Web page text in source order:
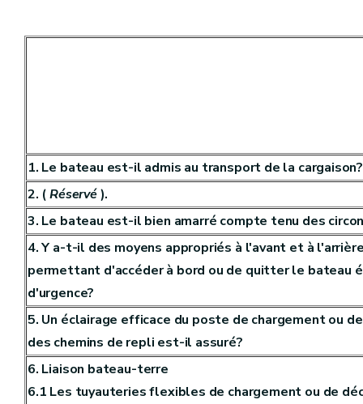
1. Le bateau est-il admis au transport de la cargaison?
2. (Réservé).
3. Le bateau est-il bien amarré compte tenu des
4. Y a-t-il des moyens appropriés à l'avant et à
permettant d'accéder à bord ou de quitter le bateau
d'urgence?
5. Un éclairage efficace du poste de chargement ou
des chemins de repli est-il assuré?
6. Liaison bateau-terre
6.1 Les tuyauteries flexibles de chargement ou de